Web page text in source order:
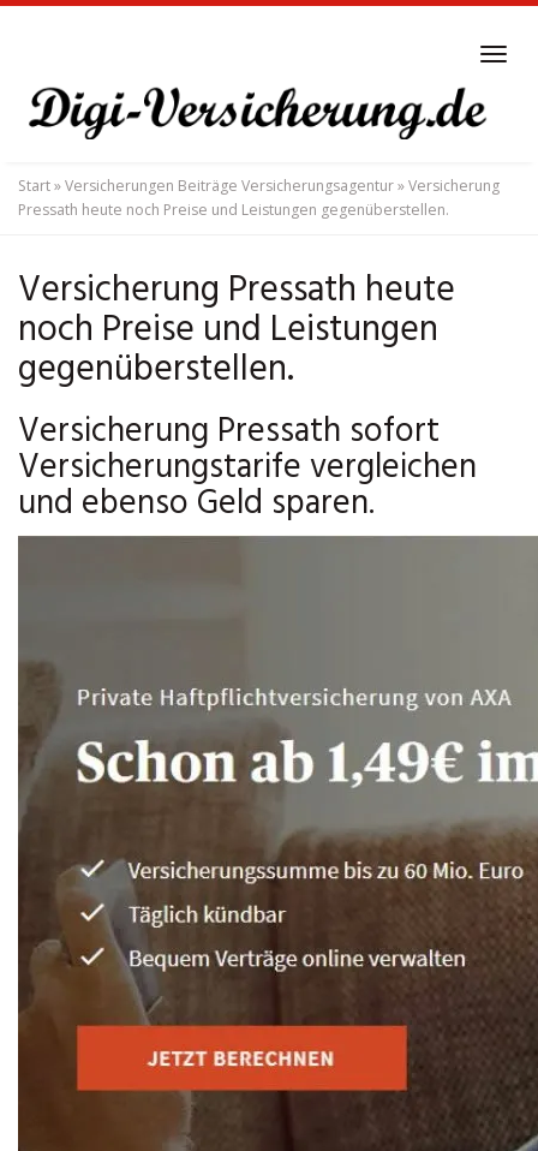
main
content
Start»Versicherungen Beiträge Versicherungsagentur»Versicherung
Pressath heute noch Preise und Leistungen gegenüberstellen.
Versicherung Pressath heute
noch Preise und Leistungen
gegenüberstellen.
Versicherung Pressath sofort
Versicherungstarife vergleichen
und ebenso Geld sparen.